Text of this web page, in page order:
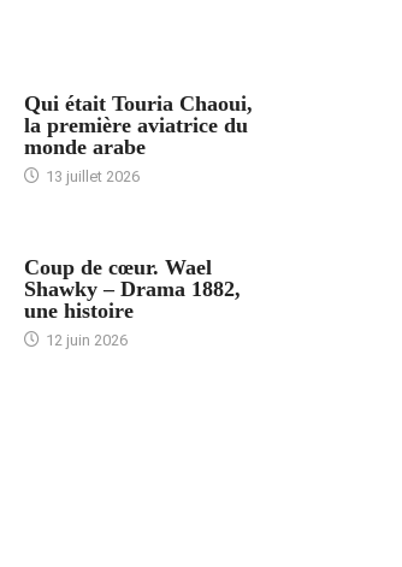
Qui était Touria Chaoui,
la première aviatrice du
monde arabe
13 juillet 2026
Coup de cœur. Wael
Shawky – Drama 1882,
une histoire
12 juin 2026